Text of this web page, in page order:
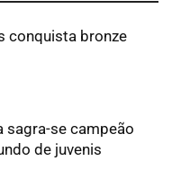
conquista bronze
sagra-se campeão
de juvenis